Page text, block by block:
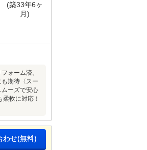
(築33年6ヶ
月)
ォーム済。
期待〈スー
ーズで安心
軟に対応！
わせ(無料)